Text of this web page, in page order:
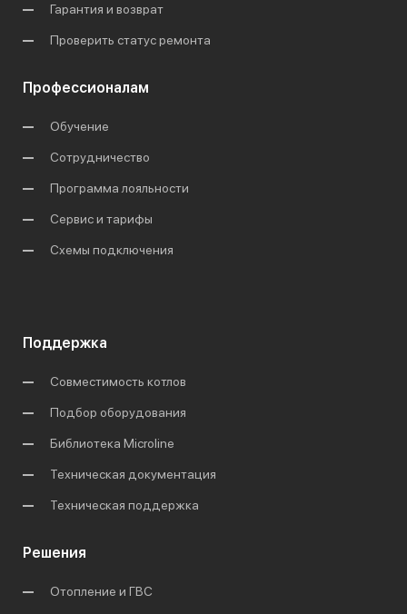
Гарантия и возврат
Проверить статус ремонта
Профессионалам
Обучение
Сотрудничество
Программа лояльности
Сервис и тарифы
Схемы подключения
Поддержка
Совместимость котлов
Подбор оборудования
Библиотека Microline
Техническая документация
Техническая поддержка
Решения
Отопление и ГВС